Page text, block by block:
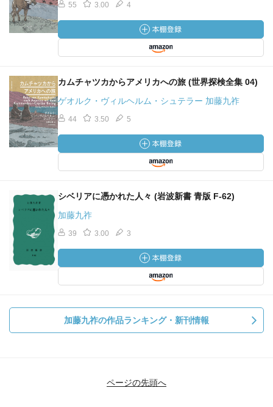
55 3.00 4
カムチャツカからアメリカへの旅 (世界探検全集 04)
ゲオルク・ヴィルヘルム・シュテラー 加藤九祚
44 3.50 5
シベリアに憑かれた人々 (岩波新書 青版 F-62)
加藤九祚
39 3.00 3
加藤九祚の作品ランキング・新刊情報
ページの先頭へ